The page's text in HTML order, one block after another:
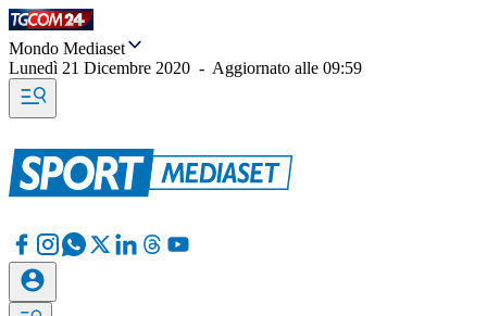
Mondo Mediaset
Lunedì 21 Dicembre 2020 - Aggiornato alle 09:59